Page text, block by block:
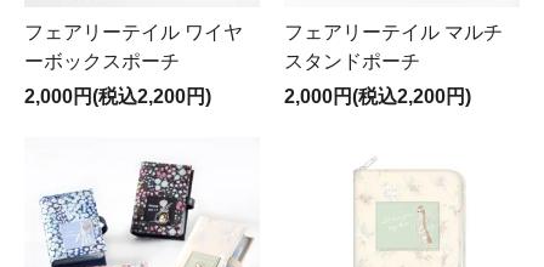
フェアリーテイル ワイヤ
ーボックスポーチ
2,000円(税込2,200円)
フェアリーテイル マルチ
スタンドポーチ
2,000円(税込2,200円)